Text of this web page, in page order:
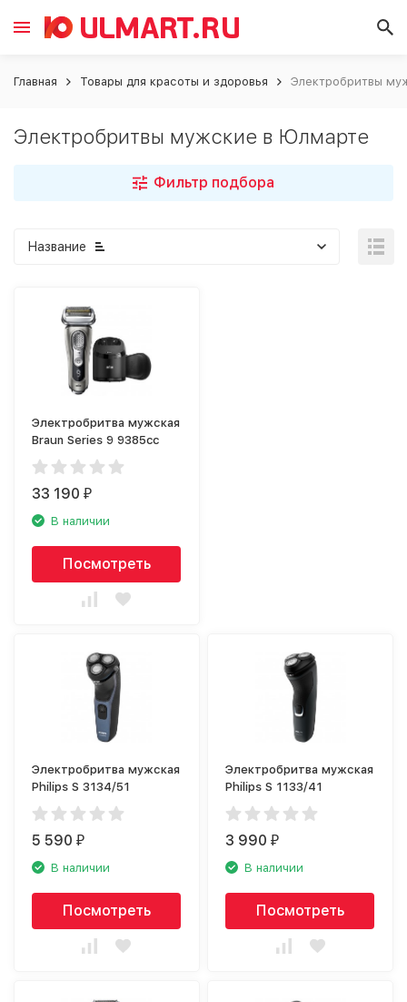
Главная Товары для красоты и здоровья Электробритвы
Электробритвы мужские в Юлмарте
Фильтр подбора
Название
Электробритва мужская
Braun Series 9 9385cc
33 190₽
В наличии
Посмотреть
Электробритва мужская
Philips S 3134/51
5 590₽
В наличии
Посмотреть
Электробритва мужская
Philips S 1133/41
3 990₽
В наличии
Посмотреть